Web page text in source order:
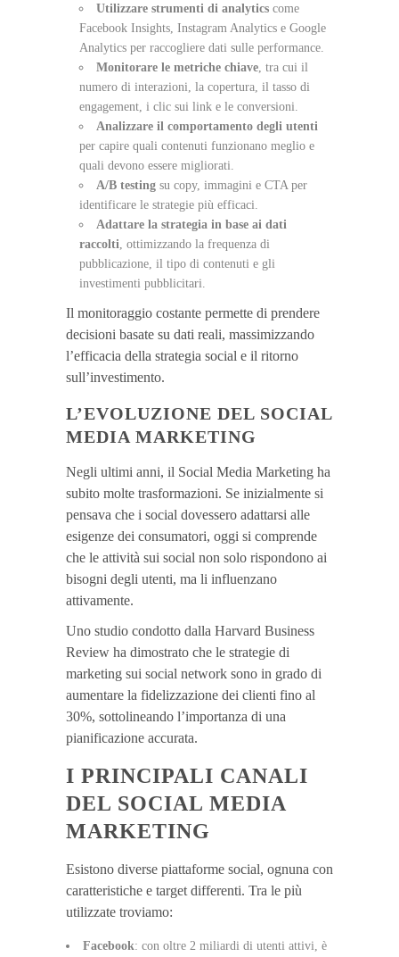
Utilizzare strumenti di analytics come
Facebook Insights, Instagram Analytics e Google
Analytics per raccogliere dati sulle performance.
Monitorare le metriche chiave , tra cui il
numero di interazioni, la copertura, il tasso di
engagement, i clic sui link e le conversioni.
Analizzare il comportamento degli utenti
per capire quali contenuti funzionano meglio e
quali devono essere migliorati.
A/B testing su copy, immagini e CTA per
identificare le strategie più efficaci.
Adattare la strategia in base ai dati
raccolti , ottimizzando la frequenza di
pubblicazione, il tipo di contenuti e gli
investimenti pubblicitari.
Il monitoraggio costante permette di prendere
decisioni basate su dati reali, massimizzando
l’efficacia della strategia social e il ritorno
sull’investimento.
L’EVOLUZIONE DEL SOCIAL
MEDIA MARKETING
Negli ultimi anni, il Social Media Marketing ha
subito molte trasformazioni. Se inizialmente si
pensava che i social dovessero adattarsi alle
esigenze dei consumatori, oggi si comprende
che le attività sui social non solo rispondono ai
bisogni degli utenti, ma li influenzano
attivamente.
Uno studio condotto dalla Harvard Business
Review ha dimostrato che le strategie di
marketing sui social network sono in grado di
aumentare la fidelizzazione dei clienti fino al
30%, sottolineando l’importanza di una
pianificazione accurata.
I PRINCIPALI CANALI
DEL SOCIAL MEDIA
MARKETING
Esistono diverse piattaforme social, ognuna con
caratteristiche e target differenti. Tra le più
utilizzate troviamo:
Facebook: con oltre 2 miliardi di utenti attivi, è